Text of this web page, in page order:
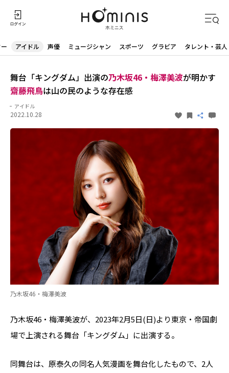
アイドル 声優 ミュージシャン スポーツ グラビア タレント・芸人
舞台「キングダム」出演の乃木坂46・梅澤美波が明かす
齋藤飛鳥は山の民のような存在感
アイドル
2022.10.28
乃木坂46・梅澤美波
乃木坂46・梅澤美波が、2023年2月5日(日)より東京・帝国劇
場で上演される舞台「キングダム」に出演する。
同舞台は、原泰久の同名人気漫画を舞台化したもので、2人